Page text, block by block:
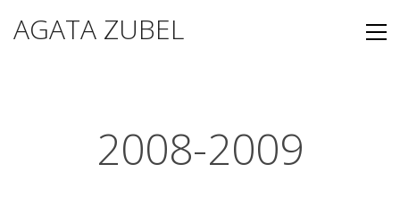
AGATA ZUBEL
2008-2009